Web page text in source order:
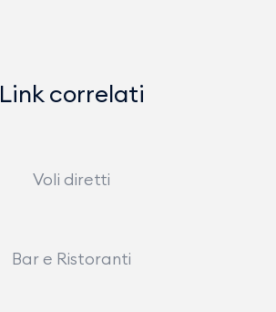
Link correlati
Voli diretti
Bar e Ristoranti